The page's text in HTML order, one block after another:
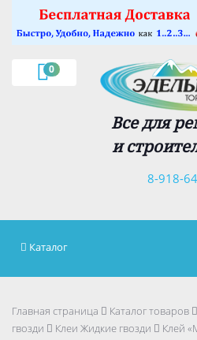
0
Все для
и
8-918-
Каталог
Главная страница Каталог товаров
гвозди
Клеи Жидкие гвозди
Клей